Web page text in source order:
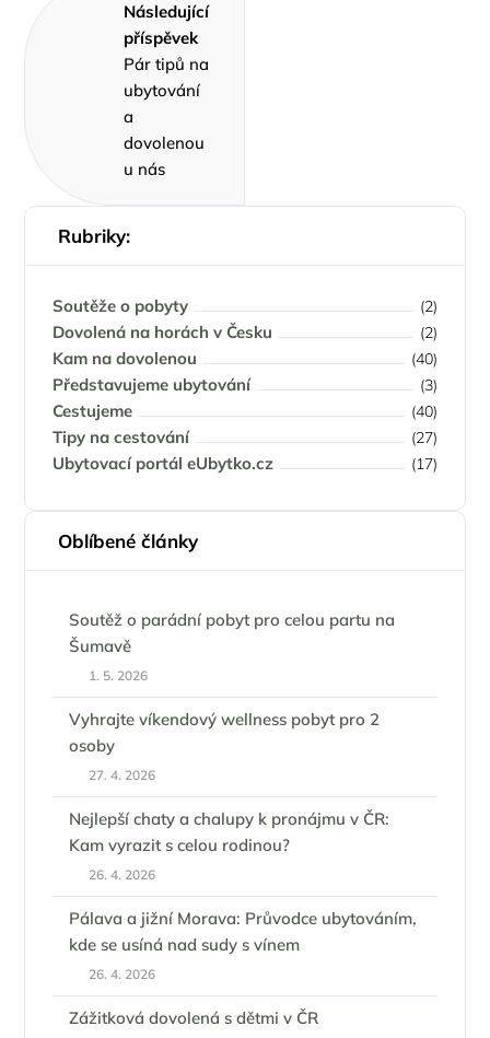
Rubriky:
Soutěže o pobyty (2)
Dovolená na horách v Česku (2)
Kam na dovolenou (40)
Představujeme ubytování (3)
Cestujeme (40)
Tipy na cestování (27)
Ubytovací portál eUbytko.cz (17)
Oblíbené články
Soutěž o parádní pobyt pro celou partu na
Šumavě
1. 5. 2026
Vyhrajte víkendový wellness pobyt pro 2
osoby
27. 4. 2026
Nejlepší chaty a chalupy k pronájmu v ČR:
Kam vyrazit s celou rodinou?
26. 4. 2026
Pálava a jižní Morava: Průvodce ubytováním,
kde se usíná nad sudy s vínem
26. 4. 2026
Zážitková dovolená s dětmi v ČR
Následující
příspěvek
Pár tipů na
ubytování
a
dovolenou
u nás